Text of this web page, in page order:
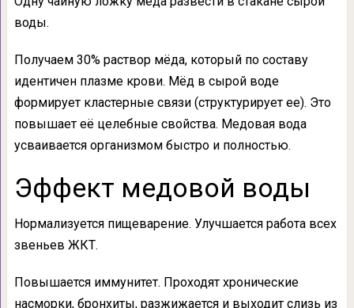
воды.
Получаем 30% раствор мёда, который по составу
идентичен плазме крови. Мёд в сырой воде
формирует кластерные связи (структурирует ее). Это
повышает её целебные свойства. Медовая вода
усваивается организмом быстро и полностью.
Эффект медовой воды
Нормализуется пищеварение. Улучшается работа всех
звеньев ЖКТ.
Повышается иммунитет. Проходят хронические
насморки, бронхиты, разжижается и выходит слизь из